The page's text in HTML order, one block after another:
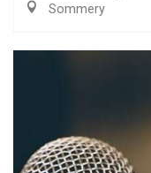
Sommery